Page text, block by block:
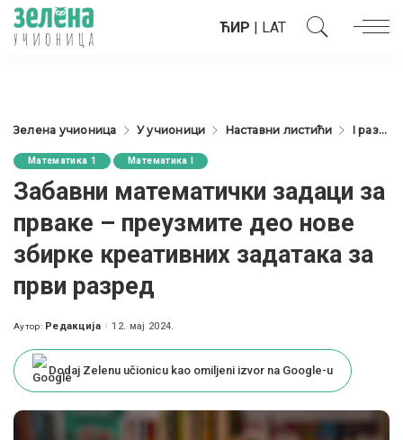
ЋИР | LAT
Зелена учионица У учионици Наставни листићи I разред
Математика 1 Математика I
Забавни математички задаци за
прваке – преузмите део нове
збирке креативних задатака за
први разред
Posted
Аутор: Редакција 12. мај 2024.
Dodaj Zelenu učionicu kao omiljeni izvor na Google-u